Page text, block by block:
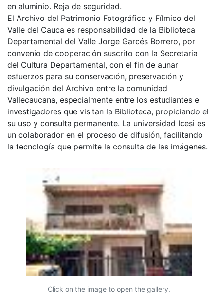
en aluminio. Reja de seguridad.
El Archivo del Patrimonio Fotográfico y Fílmico del
Valle del Cauca es responsabilidad de la Biblioteca
Departamental del Valle Jorge Garcés Borrero, por
convenio de cooperación suscrito con la Secretaria
del Cultura Departamental, con el fin de aunar
esfuerzos para su conservación, preservación y
divulgación del Archivo entre la comunidad
Vallecaucana, especialmente entre los estudiantes e
investigadores que visitan la Biblioteca, propiciando el
su uso y consulta permanente. La universidad Icesi es
un colaborador en el proceso de difusión, facilitando
la tecnología que permite la consulta de las imágenes.
Click on the image to open the gallery.